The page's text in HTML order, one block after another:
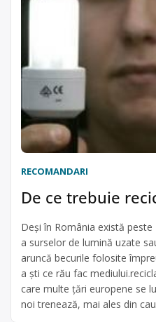
RECOMANDARI
De ce trebuie
Deşi în România există
a surselor de lumină uzate
aruncă becurile folosite
a şti ce rău fac
care multe ţări europene se
noi trenează, mai ales din